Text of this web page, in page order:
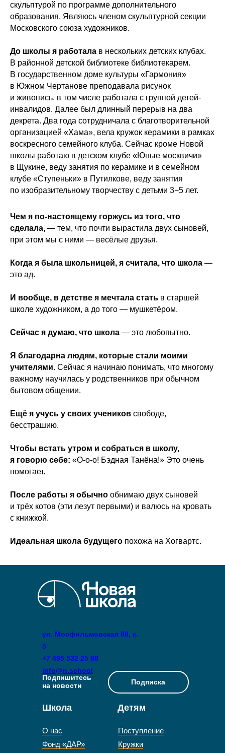
скульптурой по программе дополнительного
образования. Являюсь членом скульптурной секции
Московского союза художников.
До школы я работала в нескольких детских клубах.
В районной детской библиотеке библиотекарем.
В государственном доме культуры «Гармония»
в Южном Чертанове преподавала рисунок
и живопись, в том числе работала с группой детей-
инвалидов. Далее был длинный перерыв на два
декрета. Два года сотрудничала с благотворительной
организацией «Хама», вела кружок керамики в рамках
воскресного семейного клуба. Сейчас кроме Новой
школы работаю в детском клубе «Юные москвичи»
в Щукине, веду занятия по керамике и в семейном
клубе «Ступеньки» в Путилкове, веду занятия
по изобразительному творчеству с детьми 3−5 лет.
Чем я по-настоящему горжусь из того, что
сделала, — тем, что почти вырастила двух сыновей,
при этом мы с ними — весёлые друзья.
Когда я была школьницей, я считала, что школа —
это ад.
И вообще, в детстве я мечтала стать в старшей
школе художником, а до того — мушкетёром.
Сейчас я думаю, что школа — это любопытно.
Я благодарна людям, которые стали моими
учителями. Сейчас я начинаю понимать, что многому
важному научилась у родственников при обычном
бытовом общении.
Ещё я учусь у своих учеников свободе,
бесстрашию.
Чтобы встать утром и собраться в школу,
я говорю себе: «О-о-о! Бэдная Танёна!» Это очень
помогает.
После работы я обычно обнимаю двух сыновей
и трёх котов (эти лезут первыми) и валюсь на кровать
с книжкой.
Идеальная школа будущего похожа на Хогвартс.
Школа Детям
О нас
Фонд «ДАР»
Поступление
Кружки
Подписка
Подпишитесь
на новости
ул. Мосфильмовская 88, к.
5
+7 495 532 25 88
info@n.school